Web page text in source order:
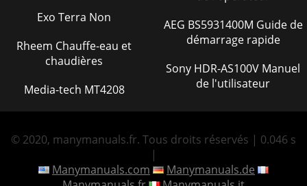
Exo Terra Non
Rheem Chauffe-eau et
chaudières
Media-tech MT4208
AEG BS5931400M Guide de
démarrage rapide
Sony HDR-AS100V Manuel
de l'utilisateur
© 2020, manymanuals.fr. Tous droits réservés | 0.046 s
|
Manymanuals.com
Manymanuals.de